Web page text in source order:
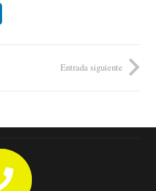
Entrada siguiente